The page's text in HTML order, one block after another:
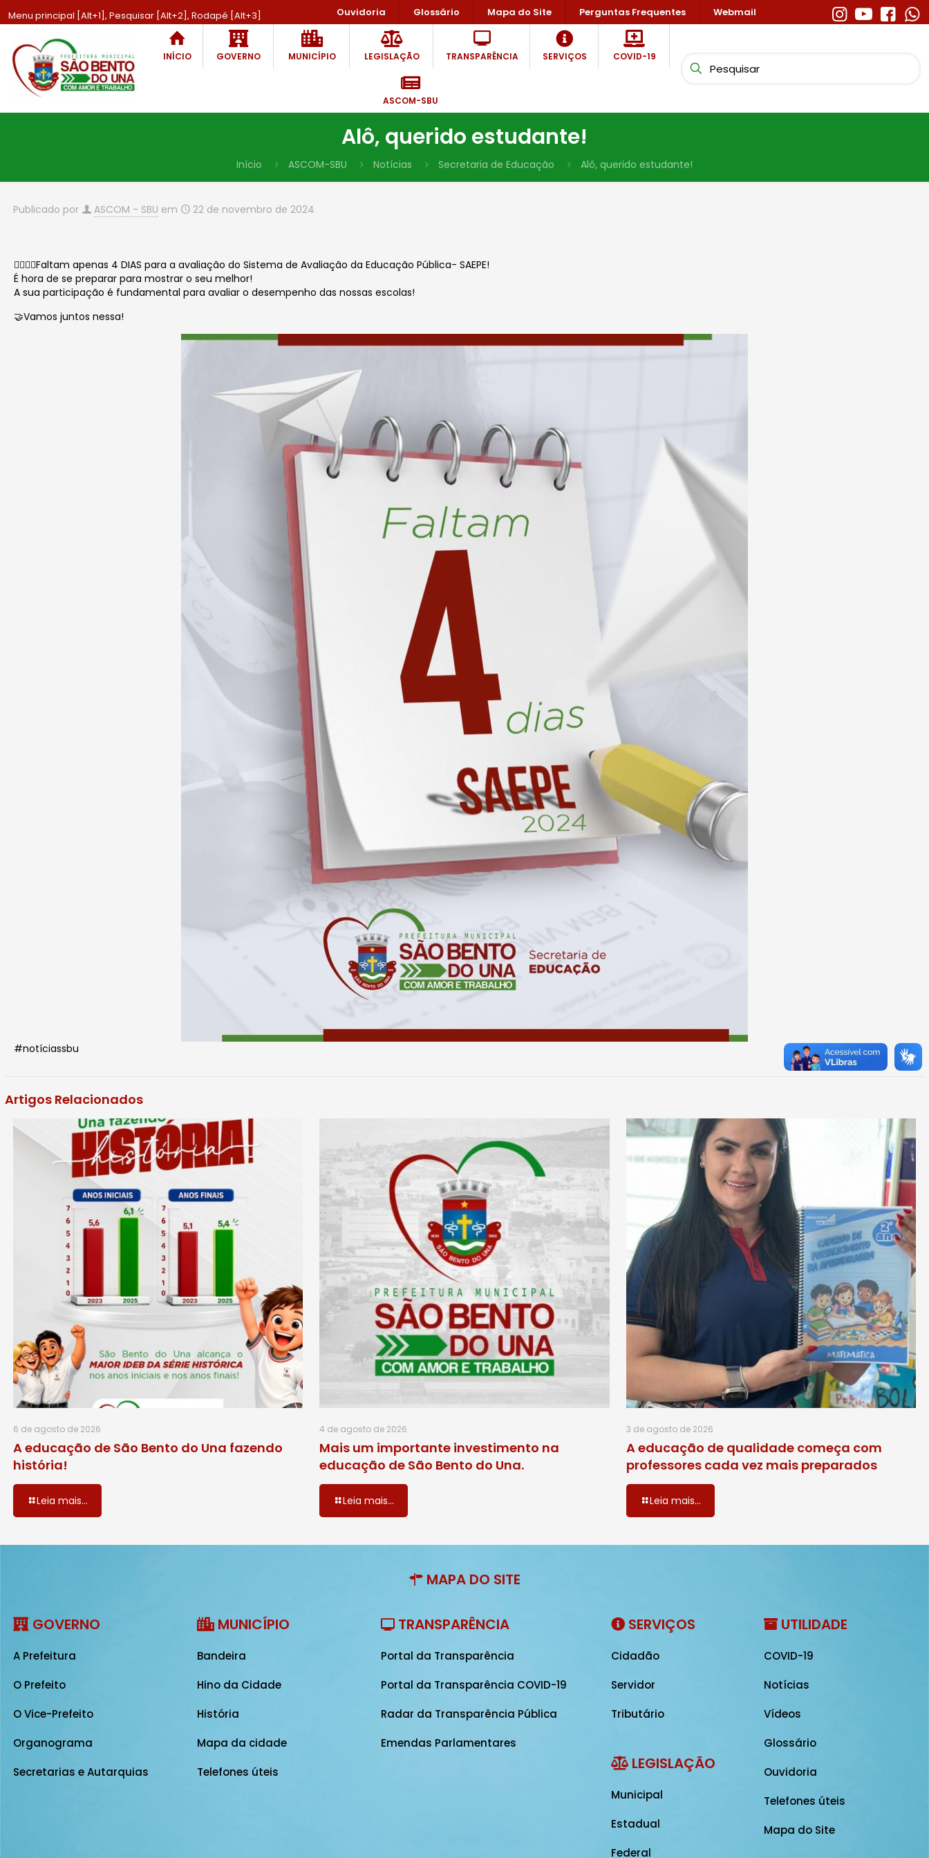
Menu principal [Alt+1], Pesquisar [Alt+2], Rodapé [Alt+3] Ouvidoria Glossário Mapa do Site Perguntas Frequentes Webmail
INÍCIO GOVERNO MUNICÍPIO LEGISLAÇÃO TRANSPARÊNCIA SERVIÇOS COVID-19
ASCOM-SBU
Alô, querido estudante!
Início ASCOM-SBU Notícias Secretaria de Educação Alô, querido estudante!
Publicado por ASCOM - SBU em 22 de novembro de 2024
🙋🏻‍♀️⏰Faltam apenas 4 DIAS para a avaliação do Sistema de Avaliação da Educação Pública- SAEPE!
É hora de se preparar para mostrar o seu melhor!
A sua participação é fundamental para avaliar o desempenho das nossas escolas!
🤝Vamos juntos nessa!
#notíciassbu
Artigos Relacionados
6 de agosto de 2026
A educação de São Bento do Una fazendo
história!
Leia mais...
4 de agosto de 2026
Mais um importante investimento na
educação de São Bento do Una.
Leia mais...
3 de agosto de 2026
A educação de qualidade começa com
professores cada vez mais preparados
Leia mais...
MAPA DO SITE
GOVERNO
A Prefeitura
O Prefeito
O Vice-Prefeito
Organograma
Secretarias e Autarquias
MUNICÍPIO
Bandeira
Hino da Cidade
História
Mapa da cidade
Telefones úteis
TRANSPARÊNCIA
Portal da Transparência
Portal da Transparência COVID-19
Radar da Transparência Pública
Emendas Parlamentares
SERVIÇOS
Cidadão
Servidor
Tributário
LEGISLAÇÃO
Municipal
Estadual
Federal
UTILIDADE
COVID-19
Notícias
Vídeos
Glossário
Ouvidoria
Telefones úteis
Mapa do Site